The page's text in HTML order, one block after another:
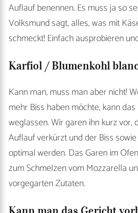
Auflauf benennen. Es muss ja so
Volksmund sagt, alles, was mit
schmeckt! Einfach ausprobieren
Karfiol / Blumenkohl
Kann man, muss man aber nicht!
mehr Biss haben möchte, kann
weglassen. Wir garen ihn kurz vor,
Auflauf verkürzt und der Biss
optimal werden. Das Garen im
zum Schmelzen vom Mozzarella
vorgegarten Zutaten.